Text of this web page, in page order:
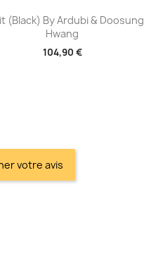
Aperçu rapide
(Black) By Ardubi & Doosung
Hwang
104,90 €
votre avis